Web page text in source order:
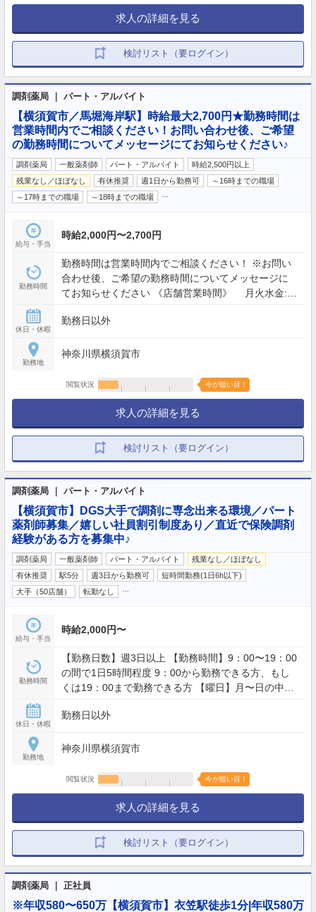
求人の詳細を見る
検討リスト（要ログイン）
調剤薬局 ｜ パート・アルバイト
【横須賀市／馬堀海岸駅】時給最大2,700円★勤務時間は
営業時間内でご相談ください！お問い合わせ後、ご希望
の勤務時間についてメッセージにてお知らせください♪
調剤薬局 一般薬剤師 パート・アルバイト
時給2,500円以上
残業なし／ほぼなし
有休推奨 週1日から勤務可
～16時までの職場
～17時までの職場
～18時までの職場
給与・手当
時給2,000円〜2,700円
勤務時間
勤務時間は営業時間内でご相談ください！ ※お問い
合わせ後、ご希望の勤務時間についてメッセージに
てお知らせください 《店舗営業時間》 月火水金:
休日・休暇
勤務日以外
勤務地
神奈川県横須賀市
閲覧状況 今が狙い目！
求人の詳細を見る
検討リスト（要ログイン）
調剤薬局 ｜ パート・アルバイト
【横須賀市】DGS大手で調剤に専念出来る環境／パート
薬剤師募集／嬉しい社員割引制度あり／直近で保険調剤
経験がある方を募集中♪
調剤薬局 一般薬剤師 パート・アルバイト
残業なし／ほぼなし
有休推奨
駅5分 週3日から勤務可
短時間勤務(1日6h以下)
大手（50店舗）
転勤なし
給与・手当
時給2,000円〜
勤務時間
【勤務日数】週3日以上 【勤務時間】9：00〜19：00
の間で1日5時間程度 9：00から勤務できる方、もし
くは19：00まで勤務できる方 【曜日】月〜日の中で
休日・休暇
勤務日以外
勤務地
神奈川県横須賀市
閲覧状況 今が狙い目！
求人の詳細を見る
検討リスト（要ログイン）
調剤薬局 ｜ 正社員
※年収580〜650万【横須賀市】衣笠駅徒歩1分|年収580万